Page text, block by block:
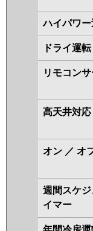
ハイパワ
ドライ運転
リモコン
高天井対応
オン ／ オ
週間スケ
イマー